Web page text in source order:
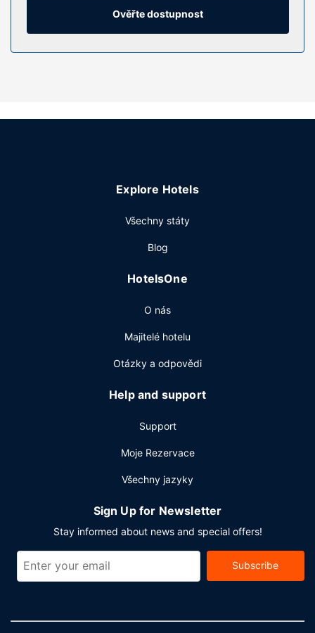
závěsy/žaluzie. Úklid pokojů se provádí denně.
Vybavení nemovitosti
Terasa nabízí krásný výhled a k součástí nabídky hotelu
Hostům jsou k dispozici zapůjčení novin ve vestibulu,
Přímo v areálu je hostům k dispozici samostatné parkování
Ověřte dostupnost
Explore Hotels
Všechny státy
Blog
HotelsOne
O nás
Majitelé hotelu
Otázky a odpovědi
Help and support
Support
Moje Rezervace
Všechny jazyky
Sign Up for Newsletter
Stay informed about news and special offers!
Subscribe